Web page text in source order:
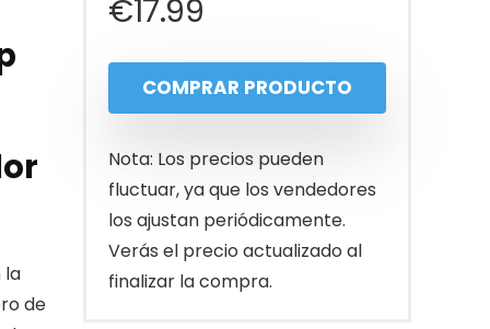
la
de
€17.99
COMPRAR PRODUCTO
Nota: Los precios pueden
fluctuar, ya que los vendedores
los ajustan periódicamente.
Verás el precio actualizado al
finalizar la compra.